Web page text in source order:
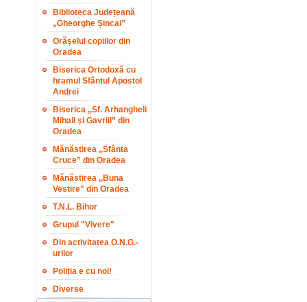
Biblioteca Județeană
„Gheorghe Șincai”
Orășelul copiilor din
Oradea
Biserica Ortodoxă cu
hramul Sfântul Apostol
Andrei
Biserica ,,Sf. Arhangheli
Mihail și Gavriil” din
Oradea
Mănăstirea ,,Sfânta
Cruce” din Oradea
Mănăstirea ,,Buna
Vestire" din Oradea
T.N.L. Bihor
Grupul "Vivere"
Din activitatea O.N.G.-
urilor
Poliția e cu noi!
Diverse